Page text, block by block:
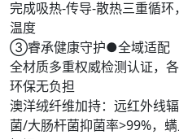
完成吸热-传导-散热三重循
温度
③睿承健康守护●全域适配
全材质多重权威检测认证，
环保无负担
澳洋绒纤维加持：远红外线
菌/大肠杆菌抑菌率>99%，